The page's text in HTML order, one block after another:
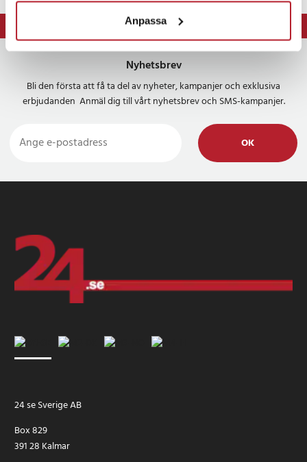
Anpassa
⭐ 365 dagars öppet köp
Nyhetsbrev
Bli den första att få ta del av nyheter, kampanjer och exklusiva
erbjudanden Anmäl dig till vårt nyhetsbrev och SMS-kampanjer.
OK
24 se Sverige AB
Box 829
391 28 Kalmar